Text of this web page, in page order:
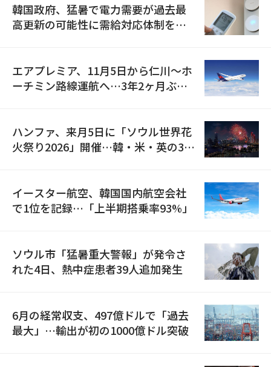
韓国政府、猛暑で電力需要が過去最
高更新の可能性に需給対応体制を点
エアプレミア、11月5日から仁川〜ホ
ーチミン路線運航へ…3年2ヶ月ぶり
ハンファ、来月5日に「ソウル世界花
火祭り2026」開催…韓・米・英の3カ
イースター航空、韓国国内航空会社
で1位を記録…「上半期搭乗率93%」
ソウル市「猛暑重大警報」が発令さ
れた4日、熱中症患者39人追加発生
6月の経常収支、497億ドルで「過去
最大」…輸出が初の1000億ドル突破